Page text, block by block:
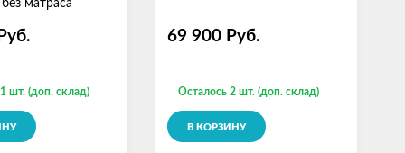
матраса
шт. (доп. склад)
69 900 Руб.
Осталось 2 шт. (доп. склад)
В КОРЗИНУ